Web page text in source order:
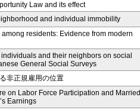
Law and its effect
and individual immobility
residents: Evidence from modern
and their neighbors on social
General Social Surveys
非正規雇用の位置
on Labor Force Participation and Married
Earnings